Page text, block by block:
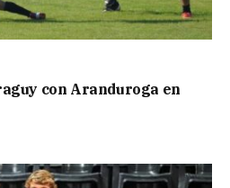
con Aranduroga en